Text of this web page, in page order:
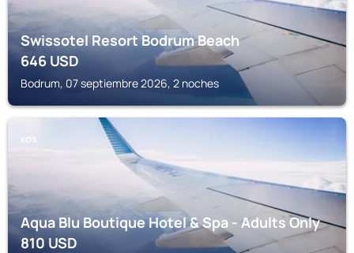
Swissotel Resort Bodrum Beach
646USD
Bodrum, 07 septiembre 2026, 2 noches
KOS
Aqua Blu Boutique Hotel & Spa - Adults Only
810USD